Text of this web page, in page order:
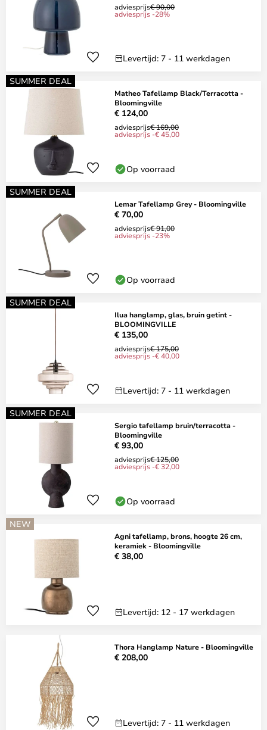
adviesprijs€ 90,00
adviesprijs -28%
Levertijd: 7 - 11 werkdagen
SUMMER DEAL
Matheo Tafellamp Black/Terracotta -
Bloomingville
€ 124,00
adviesprijs€ 169,00
adviesprijs -€ 45,00
Op voorraad
SUMMER DEAL
Lemar Tafellamp Grey - Bloomingville
€ 70,00
adviesprijs€ 91,00
adviesprijs -23%
Op voorraad
SUMMER DEAL
Ilua hanglamp, glas, bruin getint -
BLOOMINGVILLE
€ 135,00
adviesprijs€ 175,00
adviesprijs -€ 40,00
Levertijd: 7 - 11 werkdagen
SUMMER DEAL
Sergio tafellamp bruin/terracotta -
Bloomingville
€ 93,00
adviesprijs€ 125,00
adviesprijs -€ 32,00
Op voorraad
NEW
Agni tafellamp, brons, hoogte 26 cm,
keramiek - Bloomingville
€ 38,00
Levertijd: 12 - 17 werkdagen
Thora Hanglamp Nature - Bloomingville
€ 208,00
Levertijd: 7 - 11 werkdagen